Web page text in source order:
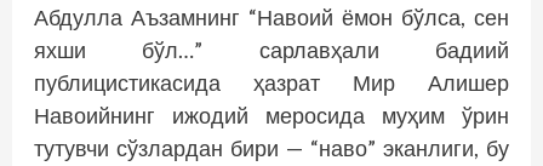
Абдулла Аъзамнинг “Навоий ёмон бўлса, сен
яхши бўл…” сарлавҳали бадиий
публицистикасида ҳазрат Мир Алишер
Навоийнинг ижодий меросида муҳим ўрин
тутувчи сўзлардан бири — “наво” эканлиги, бу